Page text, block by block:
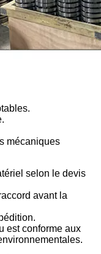
mécaniques
selon le devis
avant la
est conforme aux